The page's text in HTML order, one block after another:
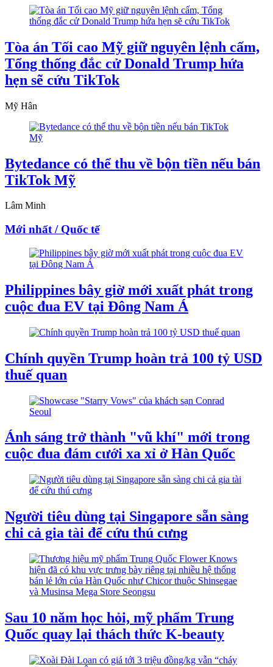
Tòa án Tối cao Mỹ giữ nguyên lệnh cấm,
Tổng thống đắc cử Donald Trump hứa
hẹn sẽ cứu TikTok
Mỹ Hân
Bytedance có thể thu về bộn tiền nếu bán
TikTok Mỹ
Lâm Minh
Mới nhất / Quốc tế
Philippines bây giờ mới xuất phát trong
cuộc đua EV tại Đông Nam Á
Chính quyền Trump hoàn trả 100 tỷ USD
thuế quan
Ánh sáng trở thành "vũ khí" mới trong
cuộc đua đám cưới xa xỉ ở Hàn Quốc
Người tiêu dùng tại Singapore sẵn sàng
chi cả gia tài để cứu thú cưng
Sau 10 năm học hỏi, mỹ phẩm Trung
Quốc quay lại thách thức K-beauty